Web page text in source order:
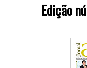
Edição